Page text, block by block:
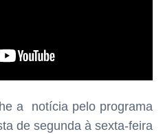
pelo programa
de segunda à sexta-feira